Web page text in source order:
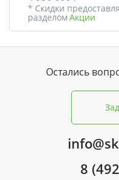
* Скидки
разделом Акции
Остались
8